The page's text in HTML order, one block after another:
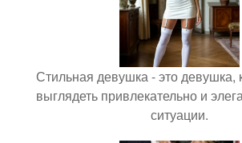
Стильная девушка - это девушка,
выглядеть привлекательно и
ситуации.